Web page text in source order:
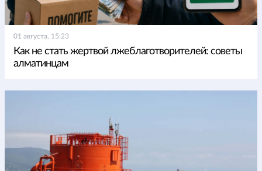
01 августа, 15:23
Как не стать жертвой лжеблаготворителей: советы
алматинцам